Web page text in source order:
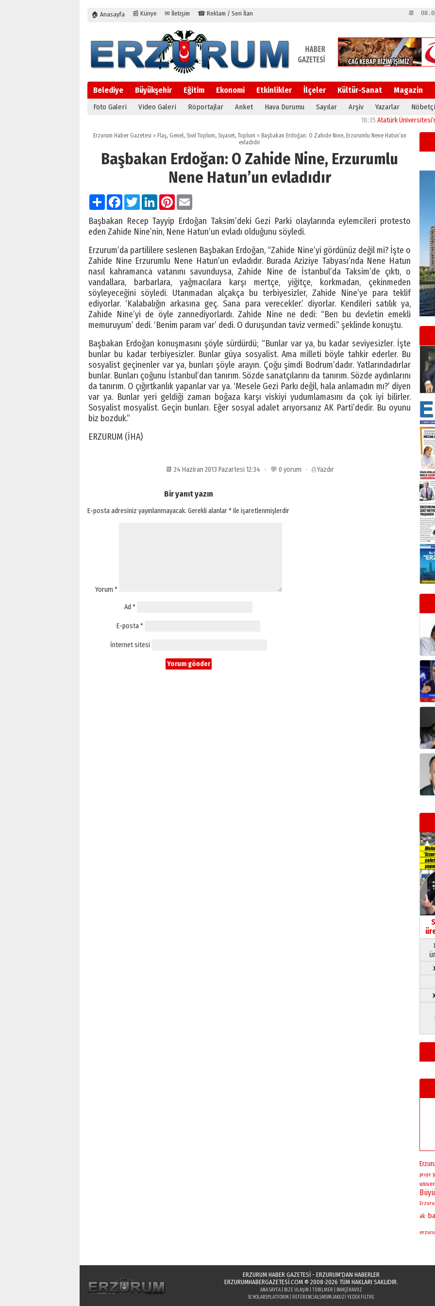
🏠 Anasayfa 📰 Künye ✉ İletişim ☎ Reklam / Seri İlan 📆
Belediye Büyükşehir Eğitim Ekonomi Etkinlikler İlçeler Kültür-Sanat Magazin
Foto Galeri Video Galeri Röportajlar Anket Hava Durumu Sayılar Arşiv Yazarlar
Atatürk Üniversitesi’nin
Erzurum Haber Gazetesi » Flaş, Genel, Sivil Toplum, Siyaset,Toplum »Başbakan Erdoğan: O Zahide Nine, Erzurumlu Nene Hatun’un
evladıdır
Başbakan Erdoğan: O Zahide Nine, Erzurumlu
Nene Hatun’un evladıdır
PaylaşFacebook
TwitterLinkedInPinterest
Başbakan Recep Tayyip Erdoğan Taksim’deki Gezi Parki olaylarında eylemcileri protesto
eden Zahide Nine’nin, Nene Hatun’un evladı olduğunu söyledi.
Erzurum’da partililere seslenen Başbakan Erdoğan, “Zahide Nine’yi gördünüz değil mi? İşte o
Zahide Nine Erzurumlu Nene Hatun’un evladıdır. Burada Aziziye Tabyası’nda Nene Hatun
nasıl kahramanca vatanını savunduysa, Zahide Nine de İstanbul’da Taksim’de çıktı, o
vandallara, barbarlara, yağmacılara karşı mertçe, yiğitçe, korkmadan, çekinmeden
söyleyeceğini söyledi. Utanmadan alçakça bu terbiyesizler, Zahide Nine’ye para teklif
ediyorlar. ‘Kalabalığın arkasına geç. Sana para verecekler.’ diyorlar. Kendileri satılık ya,
Zahide Nine’yi de öyle zannediyorlardı. Zahide Nine ne dedi: “Ben bu devletin emekli
memuruyum’ dedi. ‘Benim param var’ dedi. O duruşundan taviz vermedi.” şeklinde konuştu.
Başbakan Erdoğan konuşmasını şöyle sürdürdü; “Bunlar var ya, bu kadar seviyesizler. İşte
bunlar bu kadar terbiyesizler. Bunlar güya sosyalist. Ama milleti böyle tahkir ederler. Bu
sosyalist geçinenler var ya, bunları şöyle arayın. Çoğu şimdi Bodrum’dadır. Yatlarındadırlar
bunlar. Bunları çoğunu İstanbul’dan tanırım. Sözde sanatçılarını da tanırım. Sözde aydınlarını
da tanırım. O çığırtkanlık yapanlar var ya. ‘Mesele Gezi Parkı değil, hala anlamadın mı?’ diyen
var ya. Bunlar yeri geldiği zaman boğaza karşı viskiyi yudumlamasını da çok iyi bilirler.
Sosyalist mosyalist. Geçin bunları. Eğer sosyal adalet arıyorsanız AK Parti’dedir. Bu oyunu
biz bozduk.”
ERZURUM (İHA)
📆 24 Haziran 2013 Pazartesi 12:34 · 💬 0 yorum · ⎙ Yazdır
Bir yanıt yazın
E-posta adresiniz yayınlanmayacak. Gerekli alanlar*ile işaretlenmişlerdir
Yorum *
Ad *
E-posta*
İnternet sitesi
proje
ak
ERZURUM HABER GAZETESİ - ERZURUM'DAN HABERLER
ERZURUMHABERGAZETESI.COM© 2008-2026 TÜM HAKLARI SAKLIDIR.
ANA SAYFA| BIZE ULAŞIN TÜBILMER
BAHÇEHAVUZ
SCHOLARSPLATFORM
REFERENCIALSMSPA JAKUZI YEDEK FILTRE